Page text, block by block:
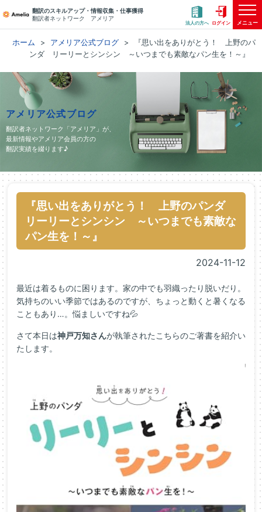
翻訳のスキルアップ・情報収集・仕事獲得
翻訳者ネットワーク アメリア
法人の方へ ログイン メニュー
ホーム アメリア公式ブログ
『思い出をありがとう！ 上野のパ
ンダ リーリーとシンシン ～いつまでも素敵なパン生を！～』
アメリア公式ブログ
翻訳者ネットワーク「アメリア」が、
最新情報やアメリア会員の方の
翻訳実績を綴ります♪
『思い出をありがとう！ 上野のパンダ
リーリーとシンシン ～いつまでも素敵な
パン生を！～』
2024-11-12
最近は着るものに困ります。家の中でも羽織ったり脱いだり。
気持ちのいい季節ではあるのですが、ちょっと動くと暑くなる
こともあり…。悩ましいですね💦
さて本日は神戸万知さんが執筆されたこちらのご著書を紹介い
たします。